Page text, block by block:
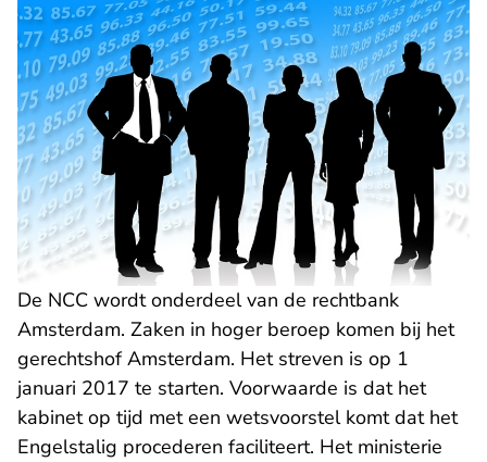
De NCC wordt onderdeel van de rechtbank
Amsterdam. Zaken in hoger beroep komen bij het
gerechtshof Amsterdam. Het streven is op 1
januari 2017 te starten. Voorwaarde is dat het
kabinet op tijd met een wetsvoorstel komt dat het
Engelstalig procederen faciliteert. Het ministerie